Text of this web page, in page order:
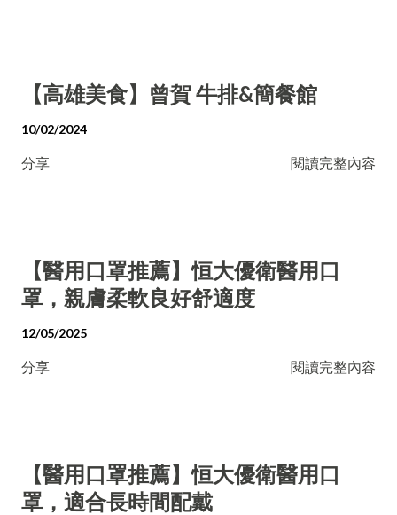
【高雄美食】曾賀 牛排&簡餐館
10/02/2024
分享 閱讀完整內容
【醫用口罩推薦】恒大優衛醫用口
罩，親膚柔軟良好舒適度
12/05/2025
分享 閱讀完整內容
【醫用口罩推薦】恒大優衛醫用口
罩，適合長時間配戴